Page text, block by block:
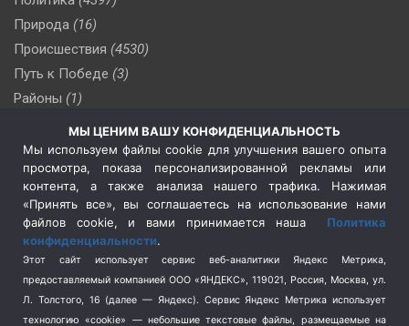
Природа (16)
Происшествия (4530)
Путь к Победе (3)
Районы (1)
(510)
Сельское хозяйство (3)
Социальная политика
(3)
Спецоперация в Украине
Спецоперация на Украине
(404)
Спорт (740)
Терроризм (1)
Транспорт (262)
МЫ ЦЕНИМ ВАШУ КОНФИДЕНЦИАЛЬНОСТЬ
Мы используем файлы cookie для улучшения вашего опыта
просмотра, показа персонализированной рекламы или
контента, а также анализа нашего трафика. Нажимая
«Принять все», вы соглашаетесь на использование нами
файлов cookie, и вами принимается наша Политика
конфиденциальности.
Этот сайт использует сервис веб-аналитики Яндекс Метрика,
предоставляемый компанией ООО «ЯНДЕКС», 119021, Россия, Москва, ул.
Л. Толстого, 16 (далее — Яндекс). Сервис Яндекс Метрика использует
технологию «cookie» — небольшие текстовые файлы, размещаемые на